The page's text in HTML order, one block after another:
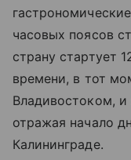
часовых поясов
страну стартует
времени, в тот
Владивостоком, и
отражая начало
Калининграде.